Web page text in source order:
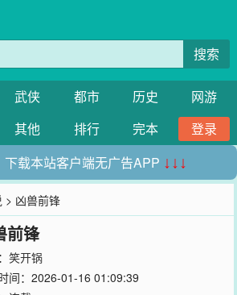
搜索
武侠 都市 历史
网游
其他 排行 完本
登录
载本站客户端无广告APP ↓↓↓
> 凶兽前锋
前锋
笑开锅
间：2026-01-16 01:09:39